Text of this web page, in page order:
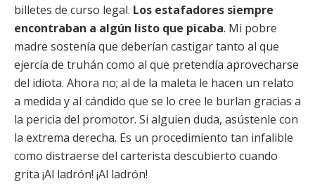
billetes de curso legal. Los estafadores siempre
encontraban a algún listo que picaba. Mi pobre
madre sostenía que deberían castigar tanto al que
ejercía de truhán como al que pretendía aprovecharse
del idiota. Ahora no; al de la maleta le hacen un relato
a medida y aI cándido que se lo cree le burlan gracias a
la pericia del promotor. Si alguien duda, asústenle con
la extrema derecha. Es un procedimiento tan infalible
como distraerse del carterista descubierto cuando
grita ¡Al ladrón! ¡Al ladrón!